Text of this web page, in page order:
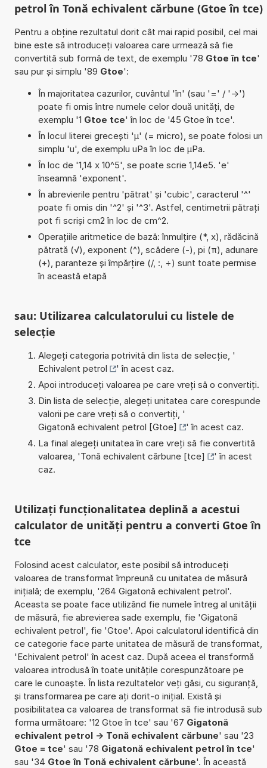
petrol în Tonă echivalent cărbune (Gtoe în tce)
Pentru a obține rezultatul dorit cât mai rapid posibil, cel mai
bine este să introduceți valoarea care urmează să fie
convertită sub formă de text, de exemplu '78 Gtoe în tce'
sau pur și simplu '89 Gtoe':
În majoritatea cazurilor, cuvântul 'în' (sau '=' / '->')
poate fi omis între numele celor două unități, de
exemplu '1 Gtoe tce' în loc de '45 Gtoe în tce'.
În locul literei grecești 'µ' (= micro), se poate folosi un
simplu 'u', de exemplu uPa în loc de µPa.
În loc de '1,14 x 10^5', se poate scrie 1,14e5. 'e'
înseamnă 'exponent'.
În abrevierile pentru 'pătrat' și 'cubic', caracterul '^'
poate fi omis din '^2' și '^3'. Astfel, centimetrii pătrați
pot fi scriși cm2 în loc de cm^2.
Operațiile aritmetice de bază: înmulțire (*, x), rădăcină
pătrată (√), exponent (^), scădere (-), pi (π), adunare
(+), paranteze și împărțire (/, :, ÷) sunt toate permise
în această etapă
sau: Utilizarea calculatorului cu listele de
selecție
Alegeți categoria potrivită din lista de selecție, '
Echivalent petrol
' în acest caz.
Apoi introduceți valoarea pe care vreți să o convertiți.
Din lista de selecție, alegeți unitatea care corespunde
valorii pe care vreți să o convertiți, '
Gigatonă echivalent petrol [Gtoe]
' în acest caz.
La final alegeți unitatea în care vreți să fie convertită
valoarea, 'Tonă echivalent cărbune [tce]
' în acest
caz.
Utilizați funcționalitatea deplină a acestui
calculator de unități pentru a converti Gtoe în
tce
Folosind acest calculator, este posibil să introduceți
valoarea de transformat împreună cu unitatea de măsură
inițială; de exemplu, '264 Gigatonă echivalent petrol'.
Aceasta se poate face utilizând fie numele întreg al unității
de măsură, fie abrevierea sade exemplu, fie 'Gigatonă
echivalent petrol', fie 'Gtoe'. Apoi calculatorul identifică din
ce categorie face parte unitatea de măsură de transformat,
'Echivalent petrol' în acest caz. După aceea el transformă
valoarea introdusă în toate unitățile corespunzătoare pe
care le cunoaște. În lista rezultatelor veți găsi, cu siguranță,
și transformarea pe care ați dorit-o inițial. Există și
posibilitatea ca valoarea de transformat să fie introdusă sub
forma următoare: '12 Gtoe în tce' sau '67 Gigatonă
echivalent petrol -> Tonă echivalent cărbune' sau '23
Gtoe = tce' sau '78 Gigatonă echivalent petrol în tce'
sau '34 Gtoe în Tonă echivalent cărbune'. În această